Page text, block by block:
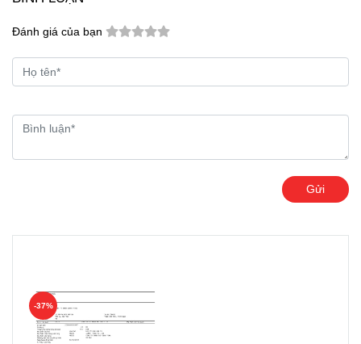
Đánh giá của bạn
Gửi
-37%